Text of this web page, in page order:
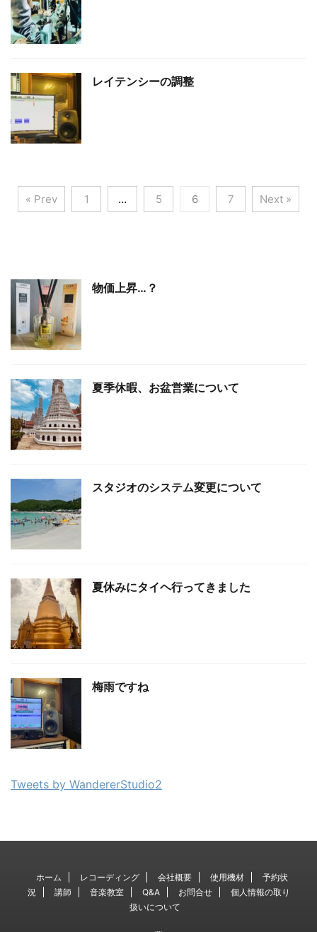
レイテンシーの調整
« Prev 1 … 5 6 7 Next »
物価上昇…？
夏季休暇、お盆営業について
スタジオのシステム変更について
夏休みにタイヘ行ってきました
梅雨ですね
Tweets by WandererStudio2
ホーム レコーディング 会社概要 使用機材
予約状
況
講師 音楽教室 Q&A お問合せ
個人情報の取り
扱いについて